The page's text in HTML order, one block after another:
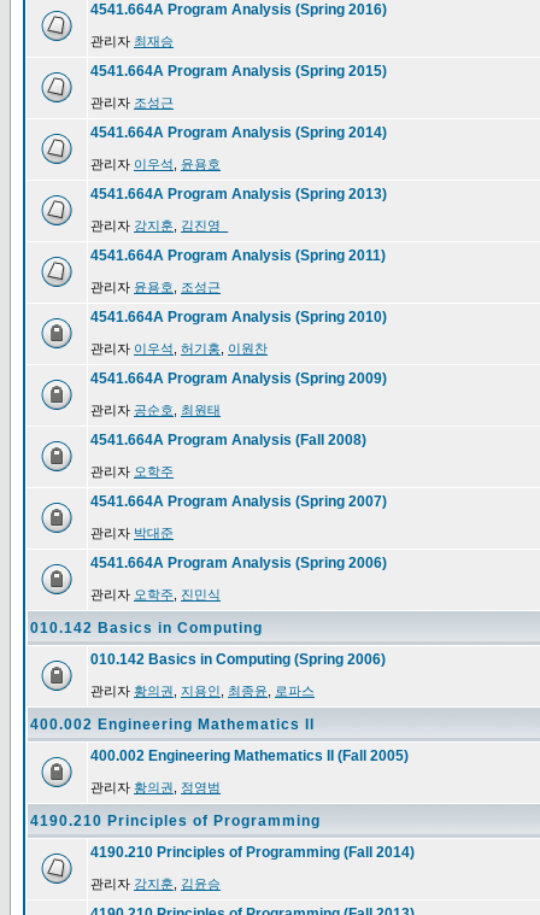
4541.664A Program Analysis (Spring 2016)
관리자 최재승
4541.664A Program Analysis (Spring 2015)
관리자 조성근
4541.664A Program Analysis (Spring 2014)
관리자 이우석 윤용호
4541.664A Program Analysis (Spring 2013)
관리자 강지훈 김진영_
4541.664A Program Analysis (Spring 2011)
관리자 윤용호 조성근
4541.664A Program Analysis (Spring 2010)
관리자 이우석 허기홍 이원찬
4541.664A Program Analysis (Spring 2009)
관리자 공순호 최원태
4541.664A Program Analysis (Fall 2008)
관리자 오학주
4541.664A Program Analysis (Spring 2007)
관리자 박대준
4541.664A Program Analysis (Spring 2006)
관리자 오학주 진민식
010.142 Basics in Computing
010.142 Basics in Computing (Spring 2006)
관리자 황의권 지용인 최종윤 로파스
400.002 Engineering Mathematics II
400.002 Engineering Mathematics II (Fall 2005)
관리자 황의권 정영범
4190.210 Principles of Programming
4190.210 Principles of Programming (Fall 2014)
관리자 강지훈 김윤승